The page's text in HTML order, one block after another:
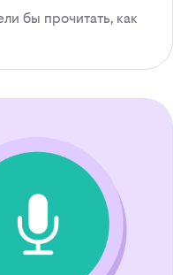
бы прочитать, как